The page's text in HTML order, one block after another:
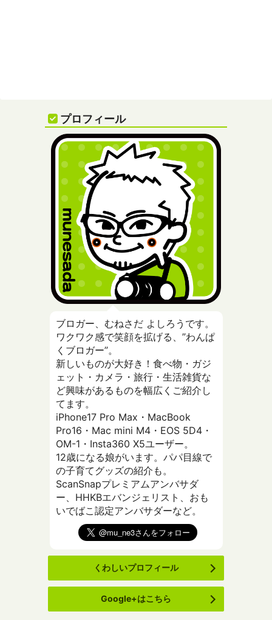
プロフィール
ブロガー、むねさだ よしろうです。
ワクワク感で笑顔を拡げる、”わんぱ
くブロガー”。
新しいものが大好き！食べ物・ガジ
ェット・カメラ・旅行・生活雑貨な
ど興味があるものを幅広くご紹介し
てます。
iPhone17 Pro Max・MacBook
Pro16・Mac mini M4・EOS 5D4・
OM-1・Insta360 X5ユーザー。
12歳になる娘がいます。パパ目線で
の子育てグッズの紹介も。
ScanSnapプレミアムアンバサダ
ー、HHKBエバンジェリスト、おも
いでばこ認定アンバサダーなど。
くわしいプロフィール
Google+はこちら